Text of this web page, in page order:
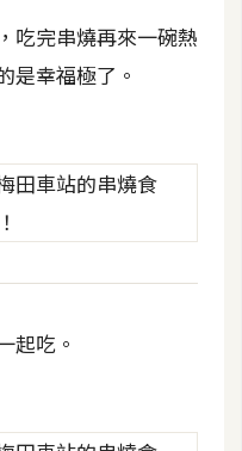
吃完串燒再來一碗熱
是幸福極了。
起吃。